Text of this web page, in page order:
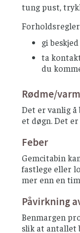
tung pust,
gi
ta
du
Rødme/
Det er vanlig
et døgn. Det
Feber
Gemcitabin
fastlege eller
mer enn en
Påvirkning
Benmargen
slik at antallet